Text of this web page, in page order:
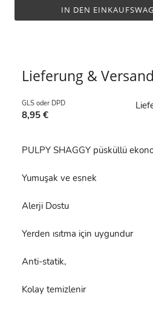
IN DEN
Lieferung & Versand
GLS oder DPD
8,95 €
PULPY SHAGGY püsküllü
Yumuşak ve esnek
Alerji Dostu
Yerden ısıtma için uygundur
Anti-statik,
Kolay temizlenir